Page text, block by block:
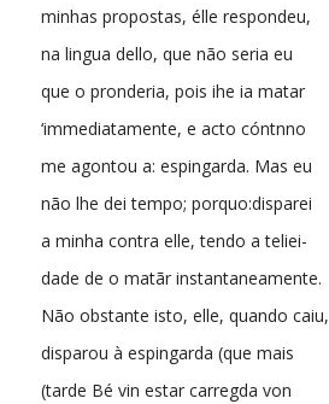
minhas propostas, élle respondeu,
na lingua dello, que não seria eu
que o pronderia, pois ihe ia matar
‘immediatamente, e acto cóntnno
me agontou a: espingarda. Mas eu
não lhe dei tempo; porquo:disparei
a minha contra elle, tendo a teliei-
dade de o matãr instantaneamente.
Não obstante isto, elle, quando caiu,
disparou à espingarda (que mais
(tarde Bé vin estar carregda von